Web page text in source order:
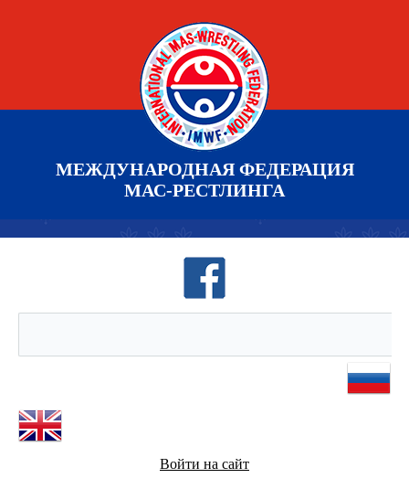
МЕЖДУНАРОДНАЯ ФЕДЕРАЦИЯ
МАС-РЕСТЛИНГА
Войти на сайт